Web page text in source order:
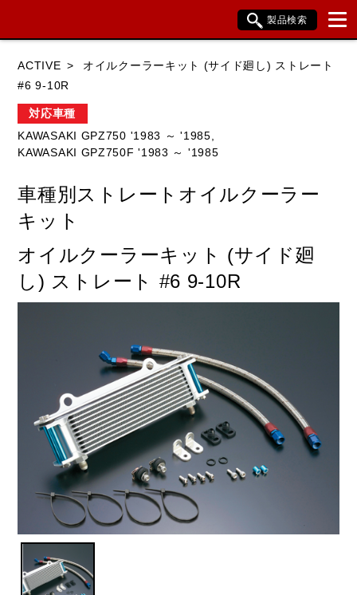
製品検索
HONDA YAMAHA SUZUKI
HARLEY DAVIDSON
閉じる
ACTIVE
オイルクーラーキット (サイド廻し) ストレート
#6 9-10R
対応車種
KAWASAKI GPZ750 '1983 ～ '1985,
KAWASAKI GPZ750F '1983 ～ '1985
車種別ストレートオイルクーラー
キット
オイルクーラーキット (サイド廻
し) ストレート #6 9-10R